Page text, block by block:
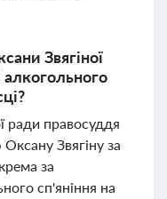
Звягіної
алкогольного
ради правосуддя
Звягіну за
за
сп'яніння на